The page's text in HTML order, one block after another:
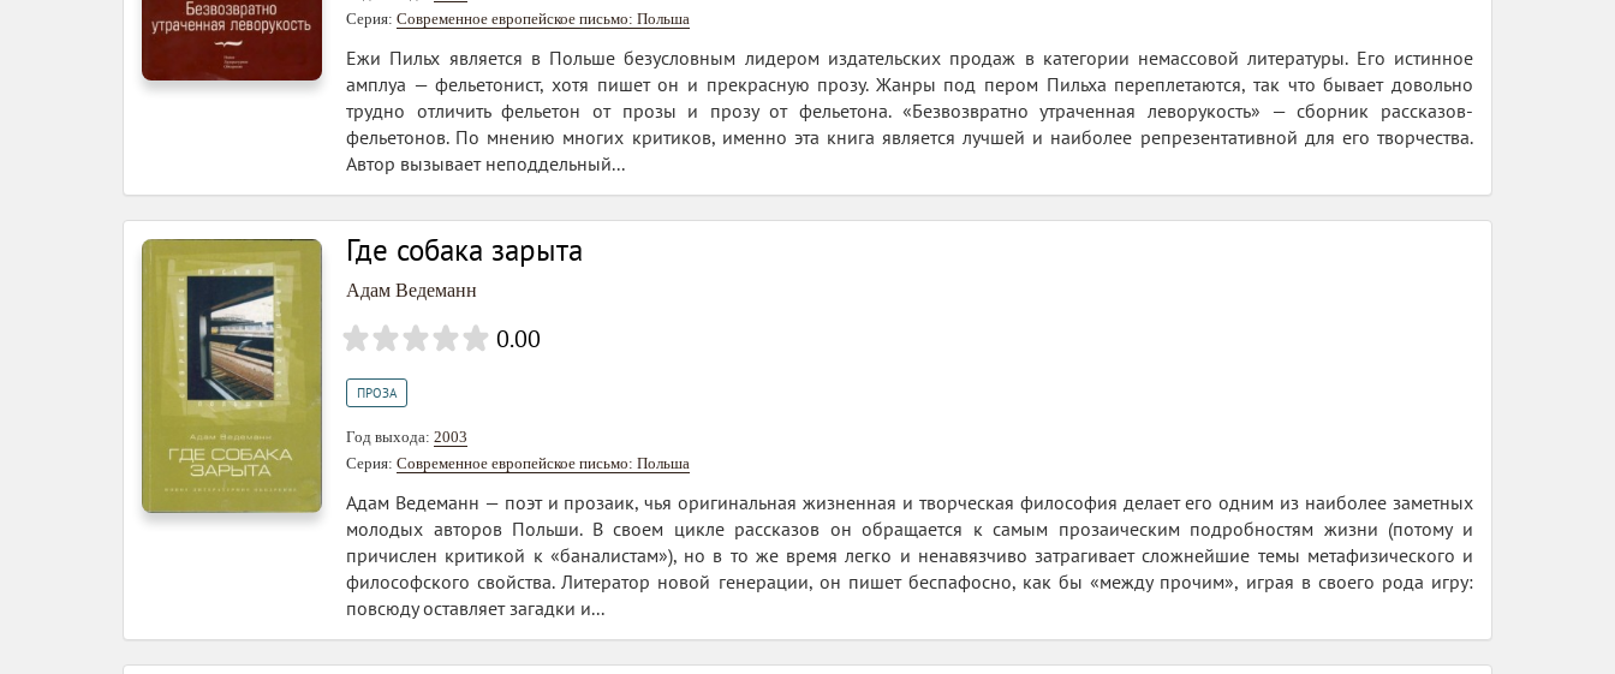
Серия: Современное европейское письмо: Польша
Ежи Пильх является в Польше безусловным лидером издательских продаж в категории немассовой литературы. Его истинное
амплуа — фельетонист, хотя пишет он и прекрасную прозу. Жанры под пером Пильха переплетаются, так что бывает довольно
трудно отличить фельетон от прозы и прозу от фельетона. «Безвозвратно утраченная леворукость» — сборник рассказов-
фельетонов. По мнению многих критиков, именно эта книга является лучшей и наиболее репрезентативной для его творчества.
Автор вызывает неподдельный...
Где собака зарыта
Адам Ведеманн
0.00
ПРОЗА
Год выхода: 2003
Серия: Современное европейское письмо: Польша
Адам Ведеманн — поэт и прозаик, чья оригинальная жизненная и творческая философия делает его одним из наиболее заметных
молодых авторов Польши. В своем цикле рассказов он обращается к самым прозаическим подробностям жизни (потому и
причислен критикой к «баналистам»), но в то же время легко и ненавязчиво затрагивает сложнейшие темы метафизического и
философского свойства. Литератор новой генерации, он пишет беспафосно, как бы «между прочим», играя в своего рода игру:
повсюду оставляет загадки и...